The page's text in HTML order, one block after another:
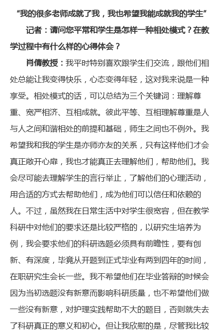
“我的很多老师成就了我，我也希望我能成就我的学生”
记者：请问您平常和学生是怎样一种相处模式？在教
学过程中有什么样的心得体会？
肖倩教授： 我平时特别喜欢跟学生们交流，跟他们相
处总能让我变得快乐，心态变得年轻，这对我来说是一种
享受。相处模式的话，可以总结为三个关键词：理解尊
重、宽严相济、互相成就。彼此平等、互相理解尊重是人
与人之间和谐相处的前提和基础，师生之间也不例外。我
希望我和我的学生是亦师亦友的关系，只有这样他们才会
真正敞开心扉，我也才能真正去理解他们，帮助他们。我
会尽可能去理解学生的言行举止，了解他们的心理活动，
用合适的方式去帮助他们，成为他们可以信任和依赖的
人。不过，虽然我在日常生活中对学生很宽容，但在教学
科研中对他们的要求还是比较严格的，以研究生培养为
例，我会要求他们的科研选题必须具有前瞻性，要有创
新、有深度，毕竟从开题到正式毕业有两到四年的时间，
在职研究生会长一些。我不希望他们在毕业答辩的时候会
因为当初选题没有新意而影响科研质量，也不希望他们做
一些没有新意，对护理实践帮助不大的题目，否则就失去
了科研真正的意义和初心。但让我欣慰的是，尽管我比较